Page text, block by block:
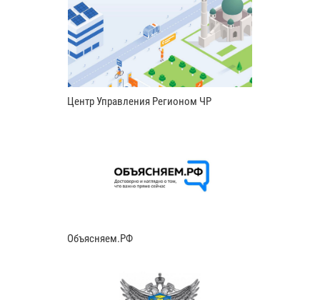
Центр Управления Регионом ЧР
Объясняем.РФ